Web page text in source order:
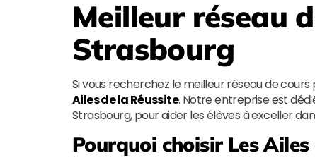
Meilleur réseau
Strasbourg
Si vous recherchez le meilleur réseau de
Ailes de la Réussite. Notre entreprise est
Strasbourg, pour aider les élèves à exceller
Pourquoi choisir Les